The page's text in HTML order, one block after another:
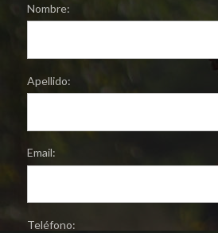
Nombre:
Apellido:
Email:
Teléfono: